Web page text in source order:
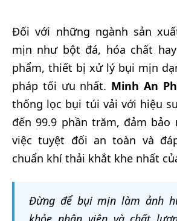
Đối với những ngành sản
mịn như bột đá, hóa chất
phẩm, thiết bị xử lý bụi mịn
pháp tối ưu nhất. Minh An
thống lọc bụi túi vải với hiệu
đến 99.9 phần trăm, đảm
việc tuyệt đối an toàn và
chuẩn khí thải khắt khe nhất
Đừng để bụi mịn làm ảnh